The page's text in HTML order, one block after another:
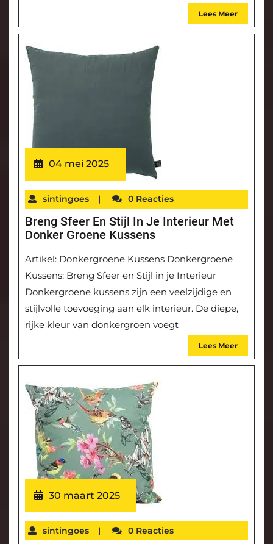
Lees Meer
04 mei 2025
sintingoes | 0 Reacties
Breng Sfeer En Stijl In Je Interieur Met
Donker Groene Kussens
Artikel: Donkergroene Kussens Donkergroene
Kussens: Breng Sfeer en Stijl in je Interieur
Donkergroene kussens zijn een veelzijdige en
stijlvolle toevoeging aan elk interieur. De diepe,
rijke kleur van donkergroen voegt
Lees Meer
30 maart 2025
sintingoes | 0 Reacties